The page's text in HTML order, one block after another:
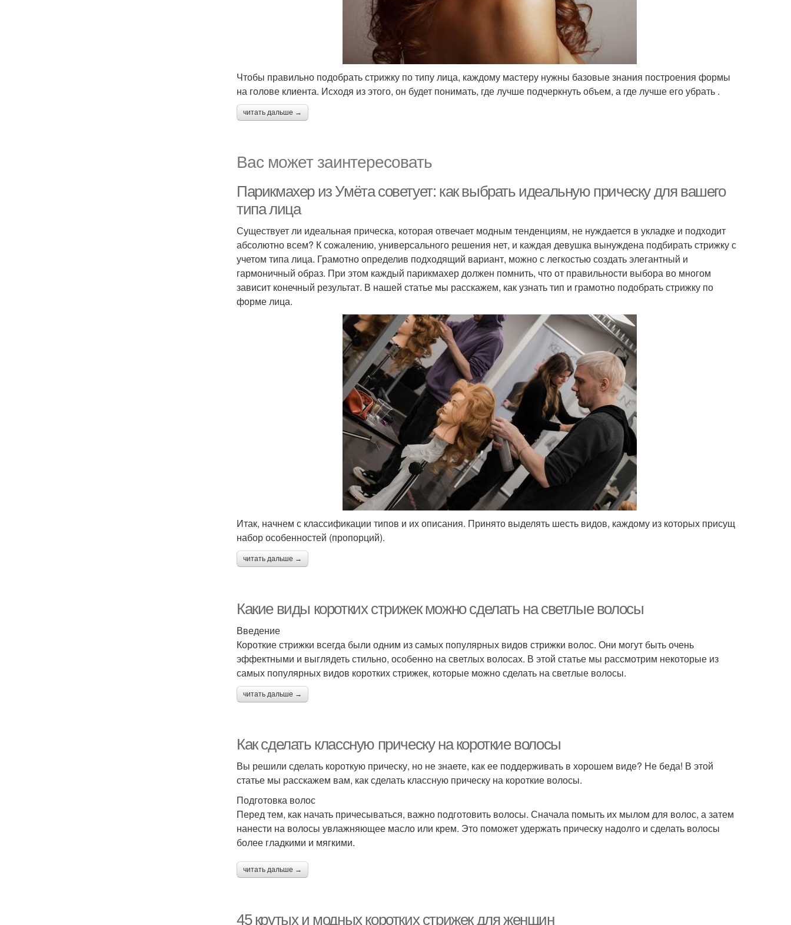
Чтобы правильно подобрать стрижку по типу лица, каждому мастеру нужны базовые знания построения формы
на голове клиента. Исходя из этого, он будет понимать, где лучше подчеркнуть объем, а где лучше его убрать .
читать дальше →
Вас может заинтересовать
Парикмахер из Умёта советует: как выбрать идеальную прическу для вашего
типа лица
Существует ли идеальная прическа, которая отвечает модным тенденциям, не нуждается в укладке и подходит
абсолютно всем? К сожалению, универсального решения нет, и каждая девушка вынуждена подбирать стрижку с
учетом типа лица. Грамотно определив подходящий вариант, можно с легкостью создать элегантный и
гармоничный образ. При этом каждый парикмахер должен помнить, что от правильности выбора во многом
зависит конечный результат. В нашей статье мы расскажем, как узнать тип и грамотно подобрать стрижку по
форме лица.
Итак, начнем с классификации типов и их описания. Принято выделять шесть видов, каждому из которых присущ
набор особенностей (пропорций).
читать дальше →
Какие виды коротких стрижек можно сделать на светлые волосы
Введение
Короткие стрижки всегда были одним из самых популярных видов стрижки волос. Они могут быть очень
эффектными и выглядеть стильно, особенно на светлых волосах. В этой статье мы рассмотрим некоторые из
самых популярных видов коротких стрижек, которые можно сделать на светлые волосы.
читать дальше →
Как сделать классную прическу на короткие волосы
Вы решили сделать короткую прическу, но не знаете, как ее поддерживать в хорошем виде? Не беда! В этой
статье мы расскажем вам, как сделать классную прическу на короткие волосы.
Подготовка волос
Перед тем, как начать причесываться, важно подготовить волосы. Сначала помыть их мылом для волос, а затем
нанести на волосы увлажняющее масло или крем. Это поможет удержать прическу надолго и сделать волосы
более гладкими и мягкими.
читать дальше →
45 крутых и модных коротких стрижек для женщин